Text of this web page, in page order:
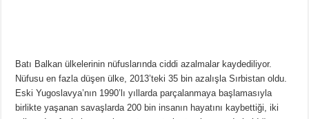
Batı Balkan ülkelerinin nüfuslarında ciddi azalmalar kaydediliyor.
Nüfusu en fazla düşen ülke, 2013’teki 35 bin azalışla Sırbistan oldu.
Eski Yugoslavya’nın 1990’lı yıllarda parçalanmaya başlamasıyla
birlikte yaşanan savaşlarda 200 bin insanın hayatını kaybettiği, iki